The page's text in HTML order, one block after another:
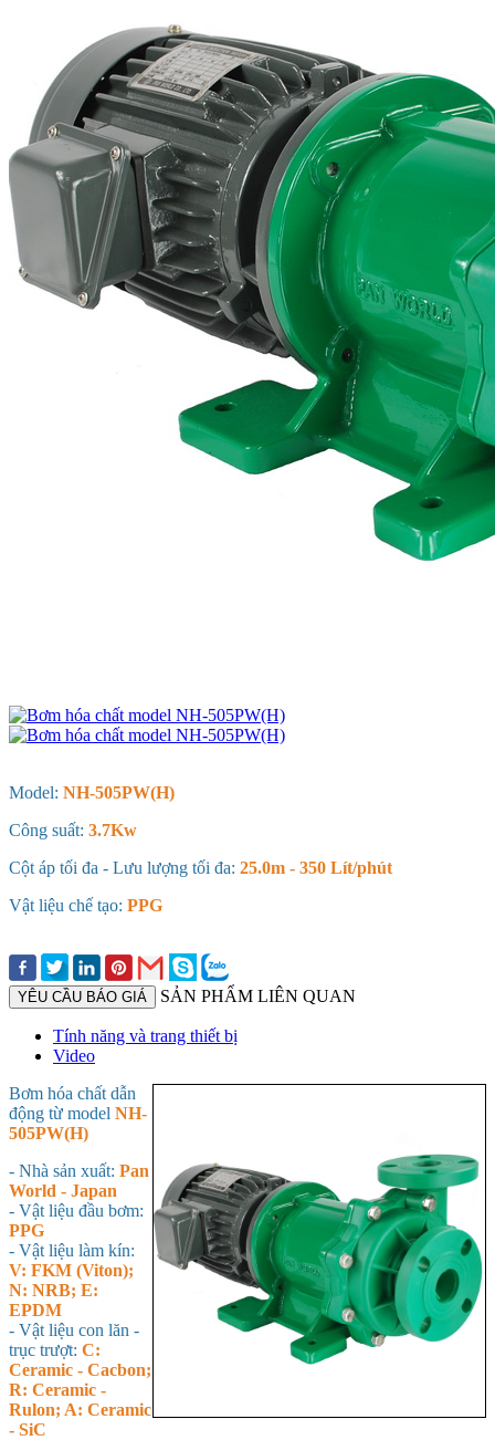
Model: NH-505PW(H)
Công suất: 3.7Kw
Cột áp tối đa - Lưu lượng tối đa: 25.0m - 350 Lít/phút
Vật liệu chế tạo: PPG
YÊU CẦU BÁO GIÁ SẢN PHẨM LIÊN QUAN
Tính năng và trang thiết bị
Video
Bơm hóa chất dẫn
động từ model NH-
505PW(H)
- Nhà sản xuất: Pan
World - Japan
- Vật liệu đầu bơm:
PPG
- Vật liệu làm kín:
V: FKM (Viton);
N: NRB; E:
EPDM
- Vật liệu con lăn -
trục trượt: C:
Ceramic - Cacbon;
R: Ceramic -
Rulon; A: Ceramic
- SiC